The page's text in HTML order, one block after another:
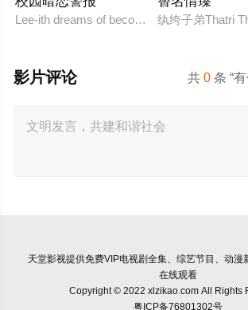
Lee-ith dreams of becoming a cool indie
纨绔子弟Thatri
共0 条 “
影片评论
天堂影视提供免费VIP电视剧全集、综艺节目、动漫
在线观看
Copyright © 2022 xlzikao.com All Rights
粤ICP备76801302号